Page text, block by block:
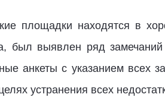
площадки находятся в
был выявлен ряд замечаний
анкеты с указанием всех
устранения всех